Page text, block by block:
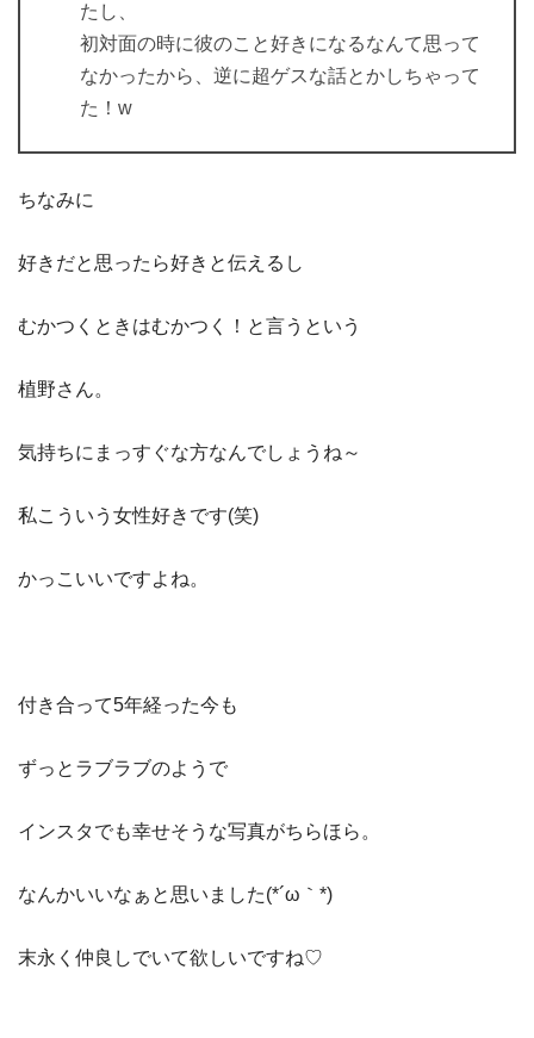
たし、
初対面の時に彼のこと好きになるなんて思って
なかったから、逆に超ゲスな話とかしちゃって
た！w
ちなみに
好きだと思ったら好きと伝えるし
むかつくときはむかつく！と言うという
植野さん。
気持ちにまっすぐな方なんでしょうね～
私こういう女性好きです(笑)
かっこいいですよね。
付き合って5年経った今も
ずっとラブラブのようで
インスタでも幸せそうな写真がちらほら。
なんかいいなぁと思いました(*´ω｀*)
末永く仲良しでいて欲しいですね♡